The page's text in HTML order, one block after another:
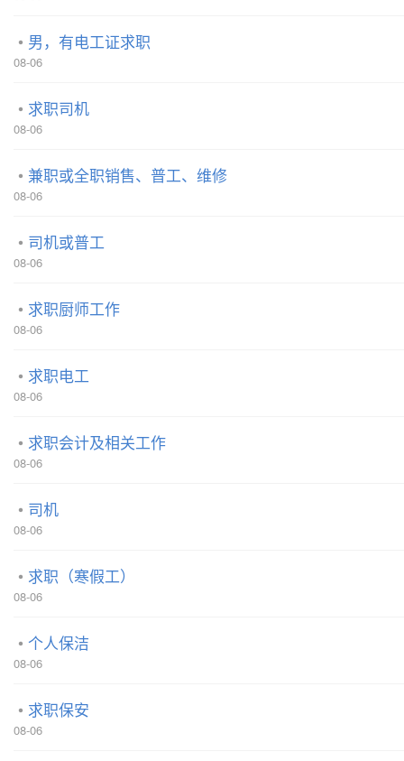
男，有电工证求职
08-06
求职司机
08-06
兼职或全职销售、普工、维修
08-06
司机或普工
08-06
求职厨师工作
08-06
求职电工
08-06
求职会计及相关工作
08-06
司机
08-06
求职（寒假工）
08-06
个人保洁
08-06
求职保安
08-06